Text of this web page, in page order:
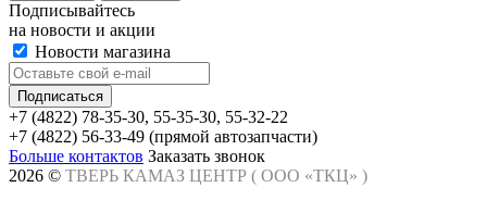
Подписывайтесь
на новости и акции
Новости магазина
+7 (4822) 78-35-30, 55-35-30, 55-32-22
+7 (4822) 56-33-49 (прямой автозапчасти)
Больше контактов Заказать звонок
2026 © ТВЕРЬ КАМАЗ ЦЕНТР ( ООО «ТКЦ» )